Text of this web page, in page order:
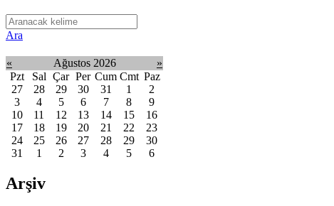
Ara
« Ağustos 2026
»
Pzt
Sal Çar Per Cum Cmt Paz
27
28 29 30 31 1
2
3
4 5 6 7 8
9
10
11 12 13 14 15
16
17
18 19 20 21 22
23
24
25 26 27 28 29
30
31
1 2 3 4 5 6
Arşiv